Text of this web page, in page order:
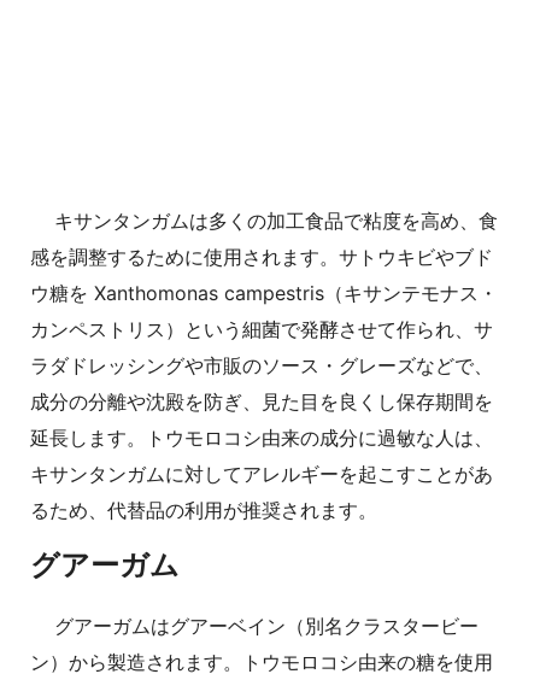
キサンタンガムは多くの加工食品で粘度を高め、食
感を調整するために使用されます。サトウキビやブド
ウ糖を Xanthomonas campestris（キサンテモナス・
カンペストリス）という細菌で発酵させて作られ、サ
ラダドレッシングや市販のソース・グレーズなどで、
成分の分離や沈殿を防ぎ、見た目を良くし保存期間を
延長します。トウモロコシ由来の成分に過敏な人は、
キサンタンガムに対してアレルギーを起こすことがあ
るため、代替品の利用が推奨されます。
グアーガム
グアーガムはグアーベイン（別名クラスタービー
ン）から製造されます。トウモロコシ由来の糖を使用